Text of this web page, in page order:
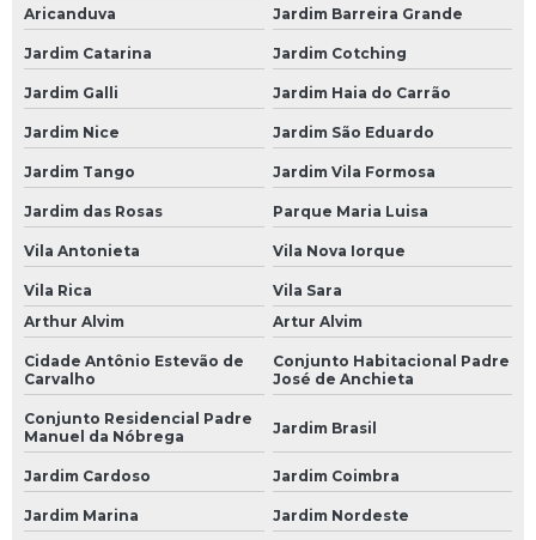
Bateria Moura 50 Amperes
Bateria Moura 60
Bateria Moura 60 a
Bateria Moura 60 Amperes
Bateria Moura 60 Ap
Bateria Moura 60a
Bateria Moura 60ah
Bateria Moura 60h
Bateria Moura 70 Amperes
Bateria Moura 70a
Bateria Moura 70ah
Bateria Moura 75
Aricanduva
Jardim Barreira Grande
Jardim Catarina Jardim Cotching
Jardim Galli Jardim Haia do Carrão
Jardim Nice Jardim São Eduardo
Jardim Tango Jardim Vila Formosa
Jardim das Rosas Parque Maria Luisa
Vila Antonieta Vila Nova Iorque
Vila Rica
Vila Sara
Arthur Alvim
Artur Alvim
Cidade Antônio Estevão de
Carvalho
Conjunto Habitacional Padre
José de Anchieta
Conjunto Residencial Padre
Manuel da Nóbrega
Jardim Brasil
Jardim Cardoso Jardim Coimbra
Jardim Marina Jardim Nordeste